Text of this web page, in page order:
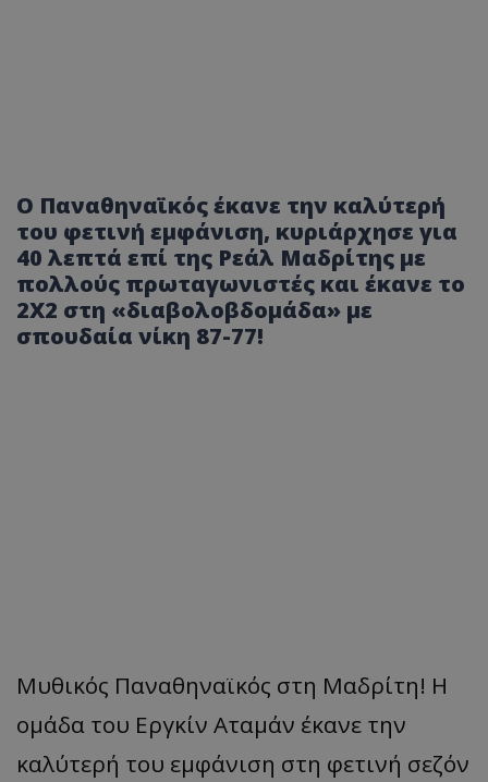
Ο Παναθηναϊκός έκανε την καλύτερή
του φετινή εμφάνιση, κυριάρχησε για
40 λεπτά επί της Ρεάλ Μαδρίτης με
πολλούς πρωταγωνιστές και έκανε το
2Χ2 στη «διαβολοβδομάδα» με
σπουδαία νίκη 87-77!
Μυθικός Παναθηναϊκός στη Μαδρίτη! Η
ομάδα του Εργκίν Αταμάν έκανε την
καλύτερή του εμφάνιση στη φετινή σεζόν